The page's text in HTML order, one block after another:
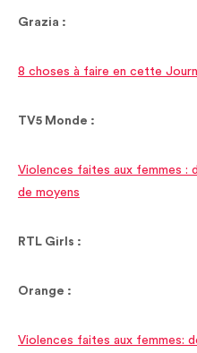
Grazia :
8 choses à faire en cette
TV5 Monde :
Violences faites aux femmes :
de moyens
RTL Girls :
Orange :
Violences faites aux femmes: